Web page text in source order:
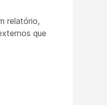
relatório,
que